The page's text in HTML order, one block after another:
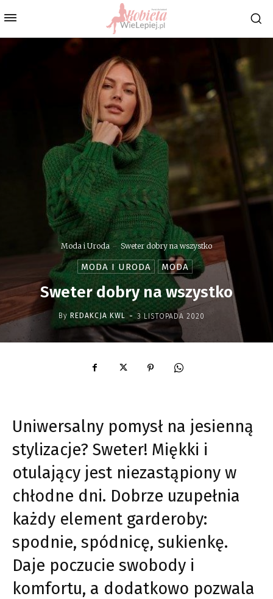
Moda i Uroda Sweter dobry na wszystko
MODA I URODA MODA
Sweter dobry na wszystko
By REDAKCJA KWL - 3 LISTOPADA 2020
Uniwersalny pomysł na jesienną
stylizacje? Sweter! Miękki i
otulający jest niezastąpiony w
chłodne dni. Dobrze uzupełnia
każdy element garderoby:
spodnie, spódnicę, sukienkę.
Daje poczucie swobody i
komfortu, a dodatkowo pozwala